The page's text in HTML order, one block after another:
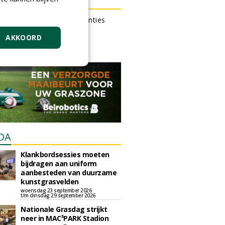
kan gratis kleine advertenties
zijn eigen account.
gratis advertentie
Klankbordsessies moeten
bijdragen aan uniform
aanbesteden van duurzame
kunstgrasvelden
woensdag 23 september 2026
t/m dinsdag 29 september 2026
Nationale Grasdag strijkt
neer in MAC³PARK Stadion
AKKOORD